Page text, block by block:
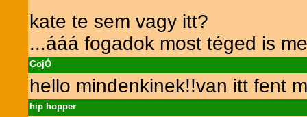
kate te sem vagy itt?
...ááá fogadok most téged is
GojÓ
hello mindenkinek!!van itt fent
hip hopper